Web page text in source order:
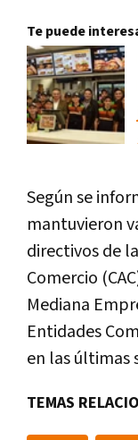
Te puede
Según se
mantuvieron
directivos de
Comercio
Mediana
Entidades
en las últimas
TEMAS